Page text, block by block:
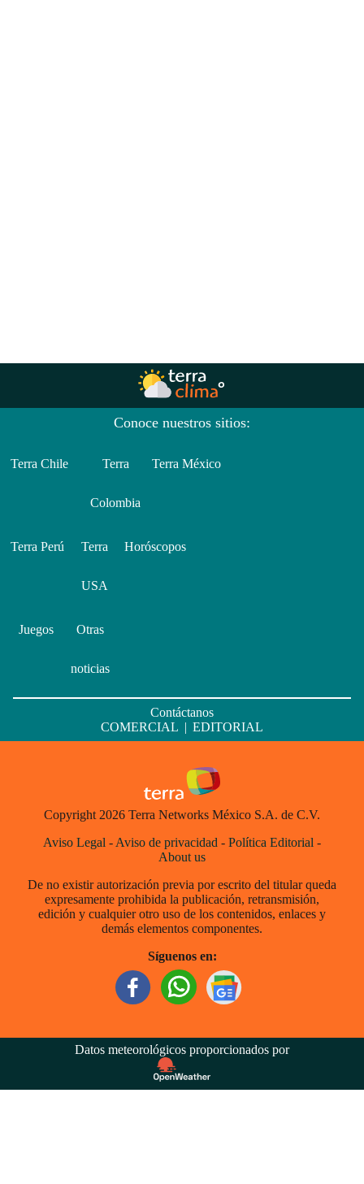
Conoce nuestros sitios:
Terra Chile Terra
Colombia
Terra México
Terra Perú Terra
USA
Horóscopos
Juegos Otras
noticias
Contáctanos
COMERCIAL | EDITORIAL
Copyright 2026 Terra Networks México S.A. de C.V.
Aviso Legal - Aviso de privacidad - Política Editorial -
About us
De no existir autorización previa por escrito del titular queda
expresamente prohibida la publicación, retransmisión,
edición y cualquier otro uso de los contenidos, enlaces y
demás elementos componentes.
Síguenos en:
Datos meteorológicos proporcionados por